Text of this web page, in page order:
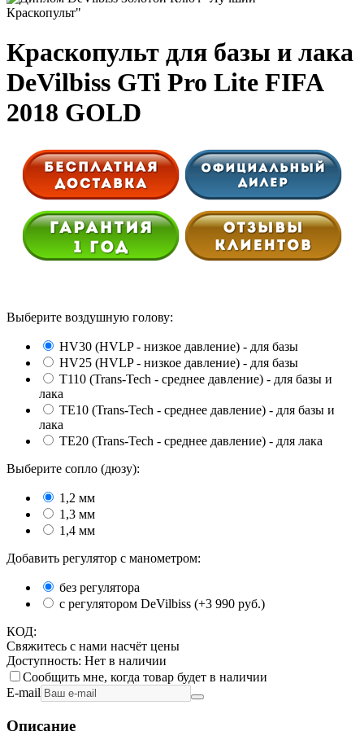
Краскопульт для базы и лака
DeVilbiss GTi Pro Lite FIFA
2018 GOLD
Выберите воздушную голову:
HV30 (HVLP - низкое давление) - для базы
HV25 (HVLP - низкое давление) - для базы
Т110 (Trans-Tech - среднее давление) - для базы и
лака
ТE10 (Trans-Tech - среднее давление) - для базы и
лака
ТЕ20 (Trans-Tech - среднее давление) - для лака
Выберите сопло (дюзу):
1,2 мм
1,3 мм
1,4 мм
Добавить регулятор с манометром:
без регулятора
с регулятором DeVilbiss (+3 990 руб.)
КОД:
Свяжитесь с нами насчёт цены
Доступность: Нет в наличии
Сообщить мне, когда товар будет в наличии
E-mail
Описание